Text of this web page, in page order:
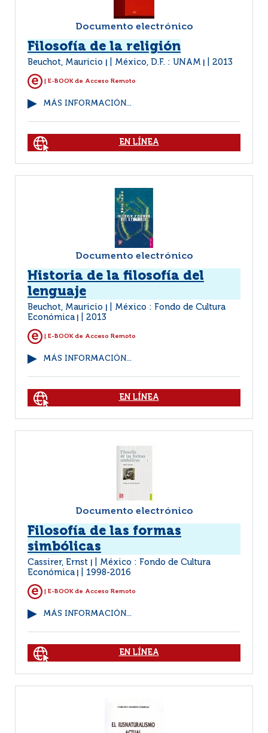
Documento electrónico
Filosofía de la religión
Beuchot, Mauricio México, D.F. : UNAM 2013
| E-BOOK de Acceso Remoto
MÁS INFORMACIÓN...
EN LÍNEA
Documento electrónico
Historia de la filosofía del
lenguaje
Beuchot, Mauricio
México : Fondo de Cultura
Económica
2013
| E-BOOK de Acceso Remoto
MÁS INFORMACIÓN...
EN LÍNEA
Documento electrónico
Filosofía de las formas
simbólicas
Cassirer, Ernst
México : Fondo de Cultura
Económica
1998-2016
| E-BOOK de Acceso Remoto
MÁS INFORMACIÓN...
EN LÍNEA